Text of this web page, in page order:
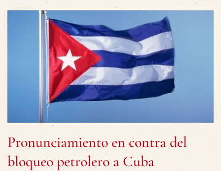
Pronunciamiento en contra del
bloqueo petrolero a Cuba